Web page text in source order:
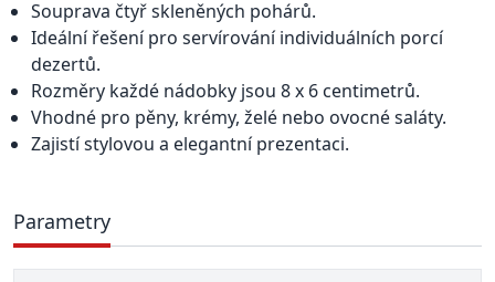
Souprava čtyř skleněných pohárů.
Ideální řešení pro servírování individuálních porcí
dezertů.
Rozměry každé nádobky jsou 8 x 6 centimetrů.
Vhodné pro pěny, krémy, želé nebo ovocné saláty.
Zajistí stylovou a elegantní prezentaci.
Parametry